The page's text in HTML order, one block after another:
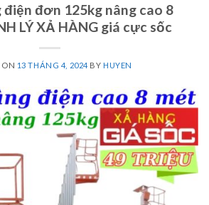
điện đơn 125kg nâng cao 8
LÝ XẢ HÀNG giá cực sốc
ON 13 THÁNG 4, 2024 BY HUYEN